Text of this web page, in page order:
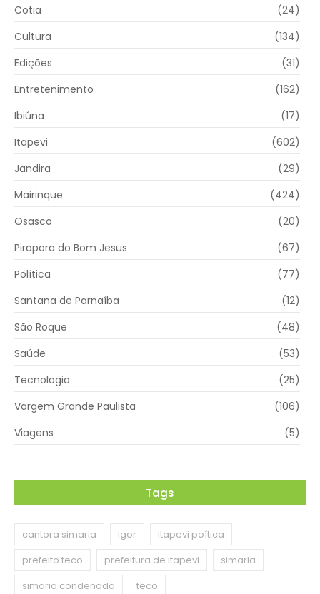
Cotia
(24)
Cultura
(134)
Edições
(31)
Entretenimento
(162)
Ibiúna
(17)
Itapevi
(602)
Jandira
(29)
Mairinque
(424)
Osasco
(20)
Pirapora do Bom Jesus
(67)
Política
(77)
Santana de Parnaíba
(12)
São Roque
(48)
Saúde
(53)
Tecnologia
(25)
Vargem Grande Paulista
(106)
Viagens
(5)
Tags
cantora simaria igor
itapevi poítica
prefeito teco
prefeitura de itapevi
simaria
simaria condenada
teco